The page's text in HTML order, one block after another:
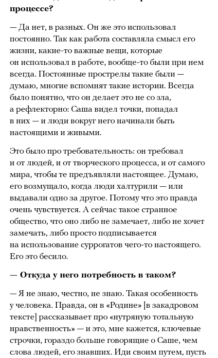
процессе?
— Да нет, в разных. Он же это использовал
постоянно. Так как работа составляла смысл его
жизни, какие-то важные вещи, которые
он использовал в работе, вообще-то были при нем
всегда. Постоянные прострелы такие были —
думаю, многие вспомнят такие истории. Всегда
было понятно, что он делает это не со зла,
а рефлекторно: Саша видел точки, попадал
в них — и люди вокруг него начинали быть
настоящими и живыми.
Это было про требовательность: он требовал
и от людей, и от творческого процесса, и от самого
мира, чтобы те предъявляли настоящее. Думаю,
его возмущало, когда люди халтурили — или
выдавали одно за другое. Потому что это правда
очень чувствуется. А сейчас такое странное
общество, что оно либо не замечает, либо не хочет
замечать, либо просто подписывается
на использование суррогатов чего-то настоящего.
Его это бесило.
— Откуда у него потребность в таком?
— Я не знаю, честно, не знаю. Такая особенность
у человека. Правда, он в «Родине» [в закадровом
тексте] рассказывает про «нутряную тотальную
нравственность» — и это, мне кажется, ключевые
строчки, гораздо больше говорящие о Саше, чем
слова людей, его знавших. Иди своим путем, пусть